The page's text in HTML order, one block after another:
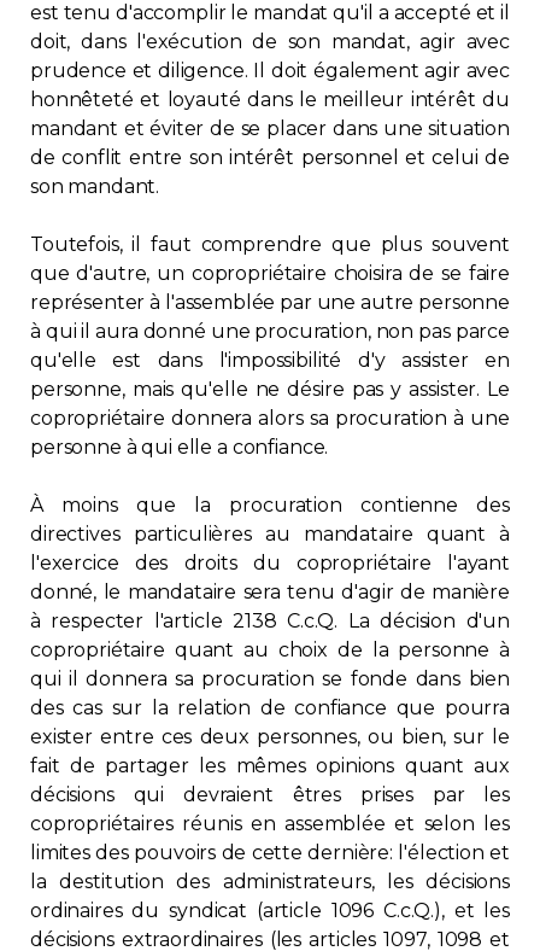
est tenu d'accomplir le mandat qu'il a accepté et il
doit, dans l'exécution de son mandat, agir avec
prudence et diligence. Il doit également agir avec
honnêteté et loyauté dans le meilleur intérêt du
mandant et éviter de se placer dans une situation
de conflit entre son intérêt personnel et celui de
son mandant.
Toutefois, il faut comprendre que plus souvent
que d'autre, un copropriétaire choisira de se faire
représenter à l'assemblée par une autre personne
à qui il aura donné une procuration, non pas parce
qu'elle est dans l'impossibilité d'y assister en
personne, mais qu'elle ne désire pas y assister. Le
copropriétaire donnera alors sa procuration à une
personne à qui elle a confiance.
À moins que la procuration contienne des
directives particulières au mandataire quant à
l'exercice des droits du copropriétaire l'ayant
donné, le mandataire sera tenu d'agir de manière
à respecter l'article 2138 C.c.Q. La décision d'un
copropriétaire quant au choix de la personne à
qui il donnera sa procuration se fonde dans bien
des cas sur la relation de confiance que pourra
exister entre ces deux personnes, ou bien, sur le
fait de partager les mêmes opinions quant aux
décisions qui devraient êtres prises par les
copropriétaires réunis en assemblée et selon les
limites des pouvoirs de cette dernière: l'élection et
la destitution des administrateurs, les décisions
ordinaires du syndicat (article 1096 C.c.Q.), et les
décisions extraordinaires (les articles 1097, 1098 et